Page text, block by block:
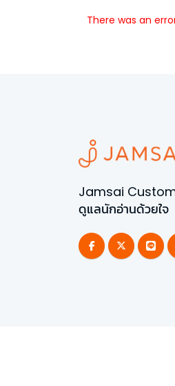
There was an
Jamsai
ดูแลนักอ่านด้วยใจ